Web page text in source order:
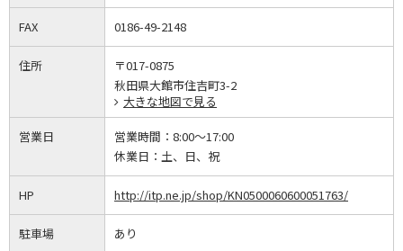
FAX 0186-49-2148
住所
〒017-0875
秋田県大館市住吉町3-2
大きな地図で見る
営業日 営業時間： 8:00～17:00
休業日： 土、日、祝
HP http://itp.ne.jp/shop/KN0500060600051763/
駐車場 あり